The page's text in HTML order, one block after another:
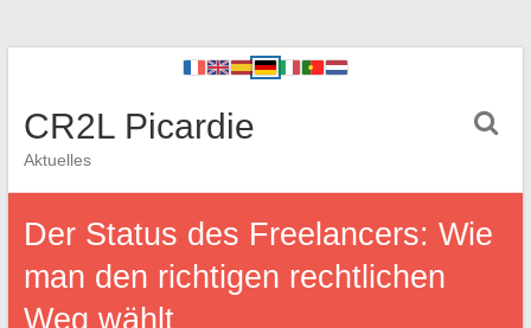
CR2L Picardie
Aktuelles
Der Status des Freelancers: Wie
man den richtigen rechtlichen
Weg wählt